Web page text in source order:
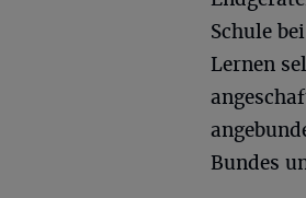
Schule
Lernen
Bundes